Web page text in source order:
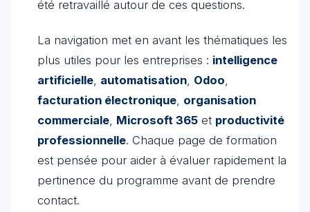
été retravaillé autour de ces questions.
La navigation met en avant les thématiques les
plus utiles pour les entreprises : intelligence
artificielle, automatisation, Odoo,
facturation électronique, organisation
commerciale, Microsoft 365 et productivité
professionnelle. Chaque page de formation
est pensée pour aider à évaluer rapidement la
pertinence du programme avant de prendre
contact.